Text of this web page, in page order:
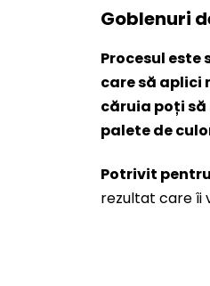
Goblenuri
Procesul
care să aplici
căruia poți
palete de
Potrivit
rezultat care îi